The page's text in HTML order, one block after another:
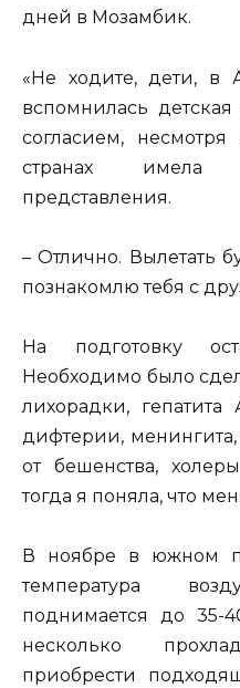
дней в Мозамбик.
«Не ходите, дети, в
вспомнилась
согласием,
странах имела
представления.
– Отлично. Вылетать
познакомлю тебя с
На подготовку
Необходимо было
лихорадки,
дифтерии,
от бешенства,
тогда я поняла, что
В ноябре в южном
температура
поднимается до 35-
несколько
приобрести